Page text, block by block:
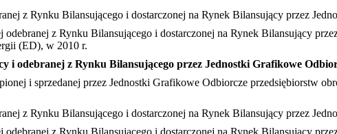
z Rynku Bilansującego i dostarczonej na Rynek Bilansujący przez
odebranej z Rynku Bilansującego i dostarczonej na Rynek Bilansujący
(ED), w 2010 r.
i odebranej z Rynku Bilansującego przez Jednostki Grafikowe
i sprzedanej przez Jednostki Grafikowe Odbiorcze przedsiębiorstw
z Rynku Bilansującego i dostarczonej na Rynek Bilansujący przez
odebranej z Rynku Bilansującego i dostarczonej na Rynek Bilansujący